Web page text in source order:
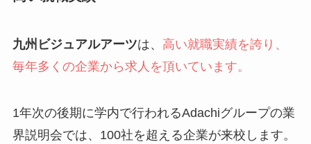
九州ビジュアルアーツは、 高い就職実績を誇り、
毎年多くの企業から求人を頂いています。
1年次の後期に学内で行われるAdachiグループの業
界説明会では、100社を超える企業が来校します。